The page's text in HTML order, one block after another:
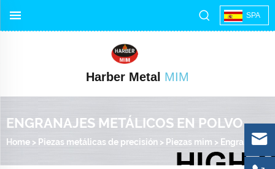
SPA
Harber Metal MIM
ENGRANAJES METÁLICOS EN POLVO
Home > Piezas metálicas de precisión > Piezas mim > Engranajes metálicos en polvo